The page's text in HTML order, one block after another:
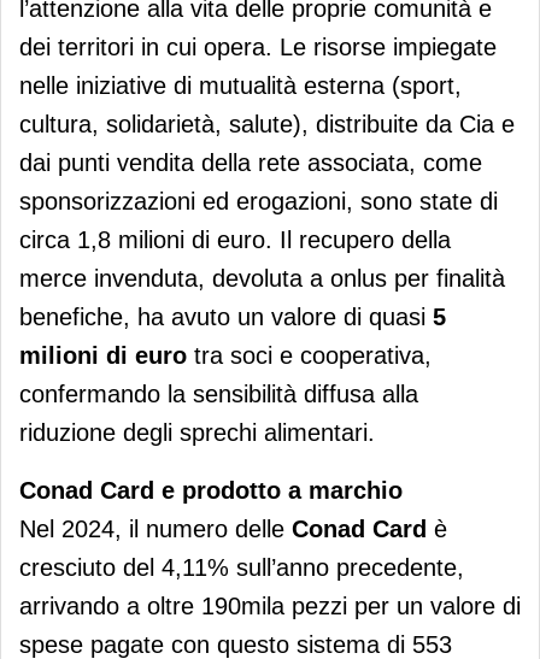
l’attenzione alla vita delle proprie comunità e
dei territori in cui opera. Le risorse impiegate
nelle iniziative di mutualità esterna (sport,
cultura, solidarietà, salute), distribuite da Cia e
dai punti vendita della rete associata, come
sponsorizzazioni ed erogazioni, sono state di
circa 1,8 milioni di euro. Il recupero della
merce invenduta, devoluta a onlus per finalità
benefiche, ha avuto un valore di quasi 5
milioni di euro tra soci e cooperativa,
confermando la sensibilità diffusa alla
riduzione degli sprechi alimentari.
Conad Card e prodotto a marchio
Nel 2024, il numero delle Conad Card è
cresciuto del 4,11% sull’anno precedente,
arrivando a oltre 190mila pezzi per un valore di
spese pagate con questo sistema di 553